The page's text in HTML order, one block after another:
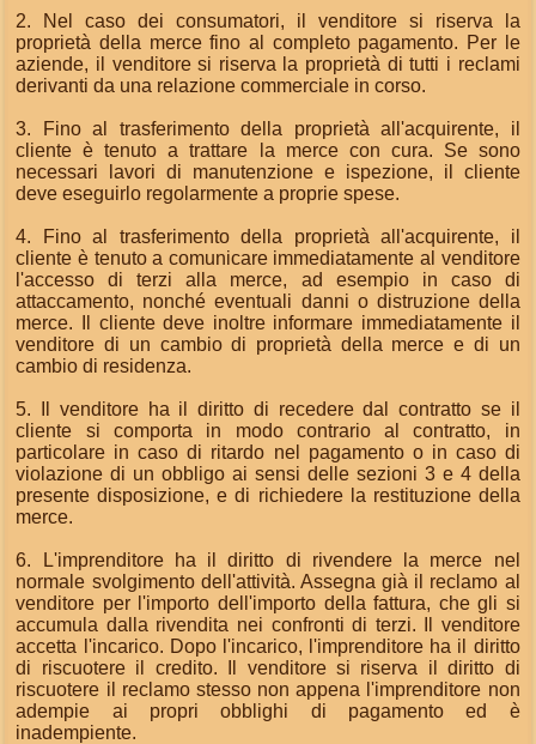
2. Nel caso dei consumatori, il venditore si riserva la
proprietà della merce fino al completo pagamento. Per le
aziende, il venditore si riserva la proprietà di tutti i reclami
derivanti da una relazione commerciale in corso.
3. Fino al trasferimento della proprietà all'acquirente, il
cliente è tenuto a trattare la merce con cura. Se sono
necessari lavori di manutenzione e ispezione, il cliente
deve eseguirlo regolarmente a proprie spese.
4. Fino al trasferimento della proprietà all'acquirente, il
cliente è tenuto a comunicare immediatamente al venditore
l'accesso di terzi alla merce, ad esempio in caso di
attaccamento, nonché eventuali danni o distruzione della
merce. Il cliente deve inoltre informare immediatamente il
venditore di un cambio di proprietà della merce e di un
cambio di residenza.
5. Il venditore ha il diritto di recedere dal contratto se il
cliente si comporta in modo contrario al contratto, in
particolare in caso di ritardo nel pagamento o in caso di
violazione di un obbligo ai sensi delle sezioni 3 e 4 della
presente disposizione, e di richiedere la restituzione della
merce.
6. L'imprenditore ha il diritto di rivendere la merce nel
normale svolgimento dell'attività. Assegna già il reclamo al
venditore per l'importo dell'importo della fattura, che gli si
accumula dalla rivendita nei confronti di terzi. Il venditore
accetta l'incarico. Dopo l'incarico, l'imprenditore ha il diritto
di riscuotere il credito. Il venditore si riserva il diritto di
riscuotere il reclamo stesso non appena l'imprenditore non
adempie ai propri obblighi di pagamento ed è
inadempiente.